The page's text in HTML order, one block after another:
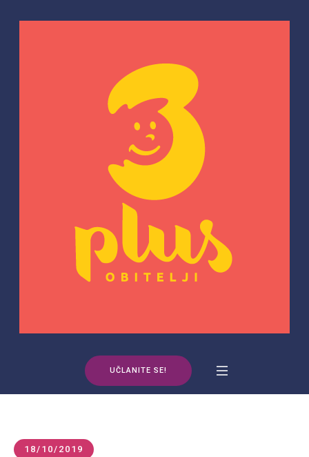
UČLANITE SE!
18/10/2019